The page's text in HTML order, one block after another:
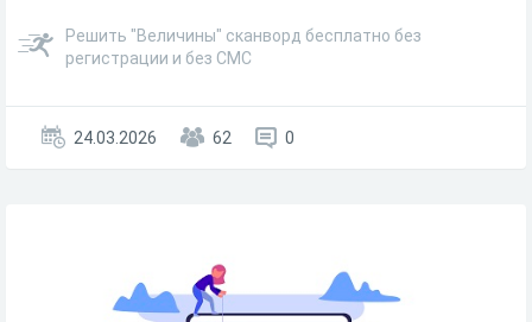
Решить "Величины" сканворд бесплатно без
регистрации и без СМС
24.03.2026 62 0